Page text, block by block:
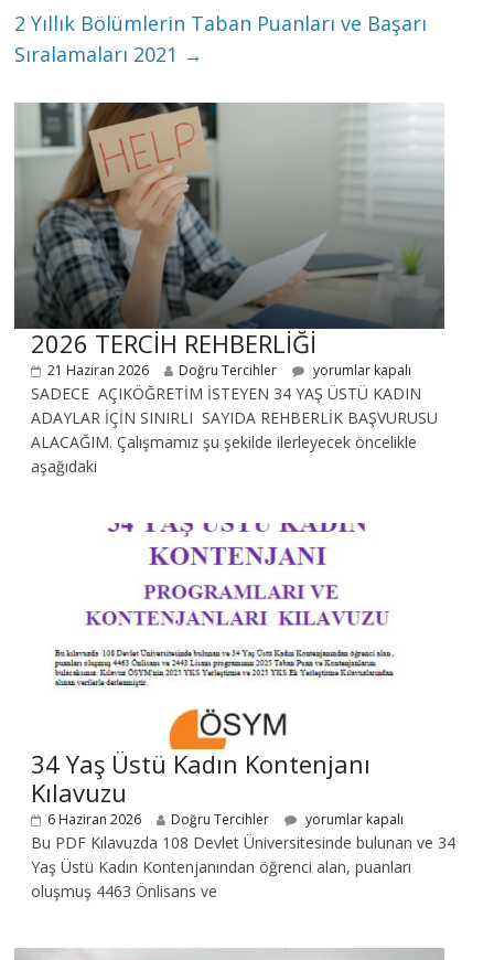
2 Yıllık Bölümlerin Taban Puanları ve Başarı
Sıralamaları 2021 →
2026 TERCİH REHBERLİĞİ
21 Haziran 2026 Doğru Tercihler yorumlar kapalı
SADECE AÇIKÖĞRETİM İSTEYEN 34 YAŞ ÜSTÜ KADIN
ADAYLAR İÇİN SINIRLI SAYIDA REHBERLİK BAŞVURUSU
ALACAĞIM. Çalışmamız şu şekilde ilerleyecek öncelikle
aşağıdaki
34 Yaş Üstü Kadın Kontenjanı
Kılavuzu
6 Haziran 2026 Doğru Tercihler yorumlar kapalı
Bu PDF Kılavuzda 108 Devlet Üniversitesinde bulunan ve 34
Yaş Üstü Kadın Kontenjanından öğrenci alan, puanları
oluşmuş 4463 Önlisans ve